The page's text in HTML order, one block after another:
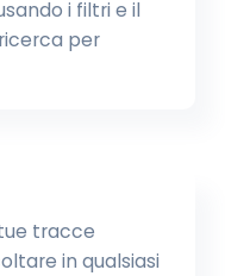
i filtri e il
per
tracce
in qualsiasi